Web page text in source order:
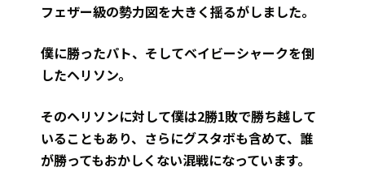
フェザー級の勢力図を大きく揺るがしました。
僕に勝ったパト、そしてベイビーシャークを倒
したヘリソン。
そのヘリソンに対して僕は2勝1敗で勝ち越して
いることもあり、さらにグスタボも含めて、誰
が勝ってもおかしくない混戦になっています。